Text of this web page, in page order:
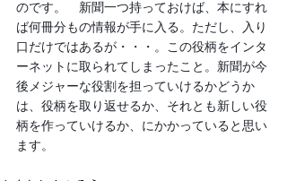
のです。　新聞一つ持っておけば、本にすれ
ば何冊分もの情報が手に入る。ただし、入り
口だけではあるが・・・。この役柄をインタ
ーネットに取られてしまったこと。新聞が今
後メジャーな役割を担っていけるかどうか
は、役柄を取り返せるか、それとも新しい役
柄を作っていけるか、にかかっていると思い
ます。